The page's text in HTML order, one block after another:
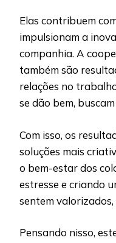
Elas contribuem
impulsionam a
companhia. A
também são
relações no
se dão bem,
Com isso, os
soluções mais
o bem-estar dos
estresse e criando
sentem
Pensando nisso,